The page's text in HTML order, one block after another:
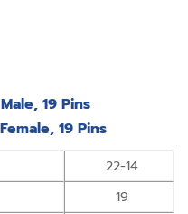
19 Pins
19 Pins
22-14
19